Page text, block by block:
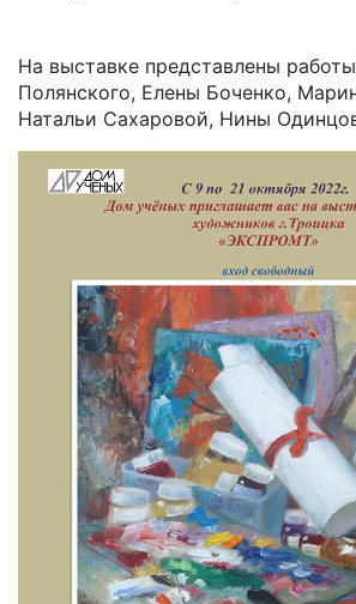
На выставке представлены
Полянского, Елены Боченко,
Натальи Сахаровой, Нины